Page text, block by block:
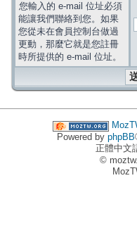
您輸入的 e-mail 位址必須
能讓我們聯絡到您。如果
您從未在會員控制台做過
更動，那麼它就是您註冊
時所提供的 e-mail 位址。
Powered by phpBB
正體中文
©